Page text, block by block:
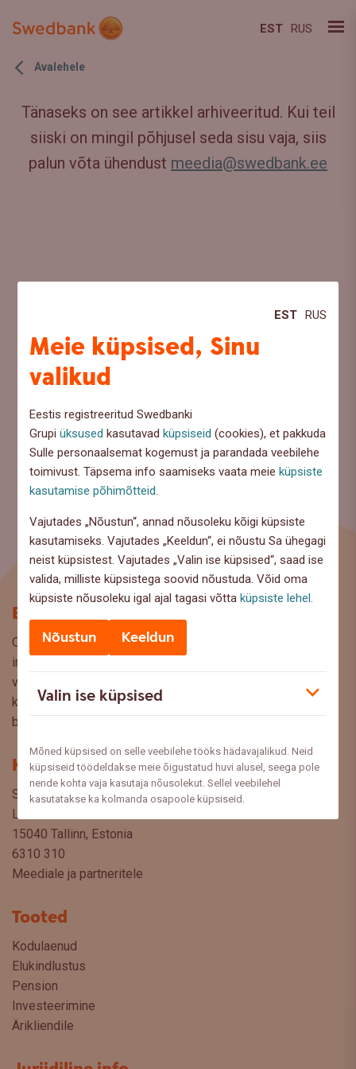
EST RUS
Meie küpsised, Sinu
valikud
Eestis registreeritud Swedbanki
Grupiüksused kasutavadküpsiseid (cookies), et pakkuda
Sulle personaalsemat kogemust ja parandada veebilehe
toimivust. Täpsema info saamiseks vaata meieküpsiste
kasutamise põhimõtteid
Vajutades „Nõustun“, annad nõusoleku kõigi küpsiste
kasutamiseks. Vajutades „Keeldun“, ei nõustu Sa ühegagi
neist küpsistest. Vajutades „Valin ise küpsised“, saad ise
valida, milliste küpsistega soovid nõustuda. Võid oma
küpsiste nõusoleku igal ajal tagasi võttaküpsiste lehel
Nõustun Keeldun
Valin ise küpsised
Mõned küpsised on selle veebilehe tööks hädavajalikud. Neid
küpsiseid töödeldakse meie õigustatud huvi alusel, seega pole
nende kohta vaja kasutaja nõusolekut. Sellel veebilehel
kasutatakse ka kolmanda osapoole küpsiseid.
EST RUS
Avalehele
Tänaseks on see artikkel arhiveeritud. Kui teil
siiski on mingil põhjusel seda sisu vaja, siis
palun võta ühendust meedia@swedbank.ee
Blogi
Oled Swedbanki blogi lehel, kus pakume lugejaile huvitavat
infot ja kasulikke nõuandeid, et saaksite teha kaalutud
valikuid oma rahaasjade korraldamisel. Ootame väga teie
küsimusi, ettepanekuid ja arvamusi, millistel teemadel siit
blogist lugeda sooviksite: meedia@swedbank.ee.
Kontakt
Swedbank AS
Liivalaia 34
15040 Tallinn, Estonia
6310 310
Meediale ja partneritele
Tooted
Kodulaenud
Elukindlustus
Pension
Investeerimine
Ärikliendile